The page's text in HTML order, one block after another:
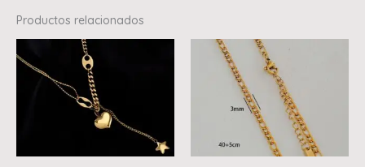
Productos relacionados